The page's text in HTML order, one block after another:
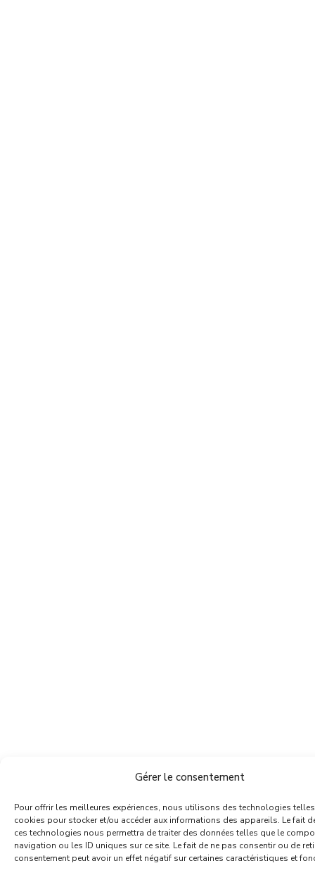
Gérer le consentement
Pour offrir les meilleures expériences, nous utilisons des technologies
cookies pour stocker et/ou accéder aux informations des appareils. Le fait
ces technologies nous permettra de traiter des données telles que le
navigation ou les ID uniques sur ce site. Le fait de ne pas consentir ou de
consentement peut avoir un effet négatif sur certaines caractéristiques et